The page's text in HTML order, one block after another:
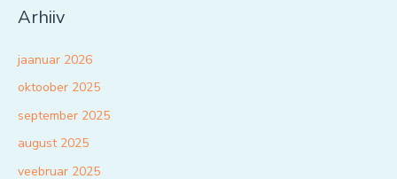
Arhiiv
jaanuar 2026
oktoober 2025
september 2025
august 2025
veebruar 2025